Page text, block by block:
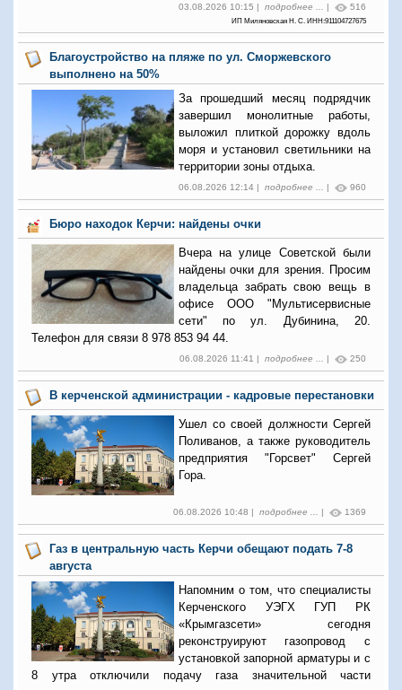
03.08.2026 10:15 | подробнее ... | 516
ИП Миляновская Н. С. ИНН:911104727675
Благоустройство на пляже по ул. Сморжевского
выполнено на 50%
За прошедший месяц подрядчик
завершил монолитные работы,
выложил плиткой дорожку вдоль
моря и установил светильники на
территории зоны отдыха.
06.08.2026 12:14 | подробнее ... | 960
Бюро находок Керчи: найдены очки
Вчера на улице Советской были
найдены очки для зрения. Просим
владельца забрать свою вещь в
офисе ООО "Мультисервисные
сети" по ул. Дубинина, 20.
Телефон для связи 8 978 853 94 44.
06.08.2026 11:41 | подробнее ... | 250
В керченской администрации - кадровые перестановки
Ушел со своей должности Сергей
Поливанов, а также руководитель
предприятия "Горсвет" Сергей
Гора.
06.08.2026 10:48 | подробнее ... | 1369
Газ в центральную часть Керчи обещают подать 7-8
августа
Напомним о том, что специалисты
Керченского УЭГХ ГУП РК
«Крымгазсети» сегодня
реконструируют газопровод с
установкой запорной арматуры и с
8 утра отключили подачу газа значительной части